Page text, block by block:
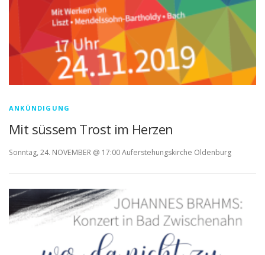
ANKÜNDIGUNG
Mit süssem Trost im Herzen
Sonntag, 24. NOVEMBER @ 17:00 Auferstehungskirche Oldenburg